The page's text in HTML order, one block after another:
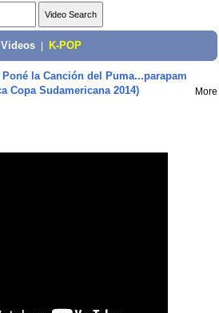
K-POP
Poné la Canción del Puma...parapam
Copa Sudamericana 2014)
More